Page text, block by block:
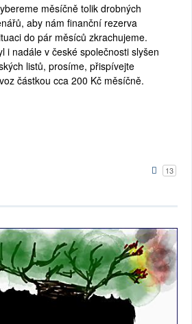
měsíčně tolik drobných
aby nám finanční rezerva
do pár měsíců zkrachujeme.
i nadále v české společnosti slyšen
listů, prosíme, přispívejte
částkou cca 200 Kč měsíčně.
13